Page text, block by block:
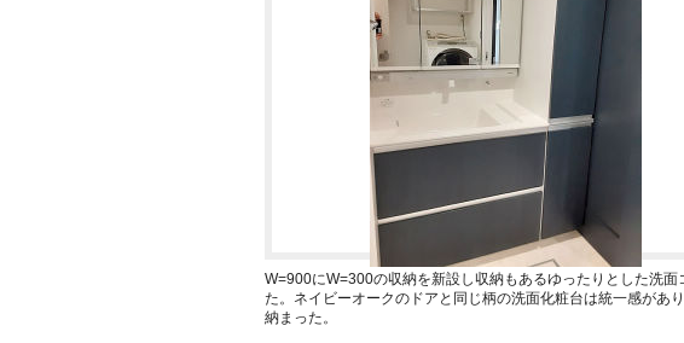
W=900にW=300の収納を新設し収納もあるゆったりとした洗面
た。ネイビーオークのドアと同じ柄の洗面化粧台は統一感があ
納まった。